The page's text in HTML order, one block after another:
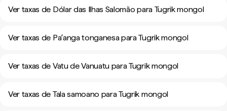
Ver taxas de Dólar das Ilhas Salomão para Tugrik mongol
Ver taxas de Paʻanga tonganesa para Tugrik mongol
Ver taxas de Vatu de Vanuatu para Tugrik mongol
Ver taxas de Tala samoano para Tugrik mongol